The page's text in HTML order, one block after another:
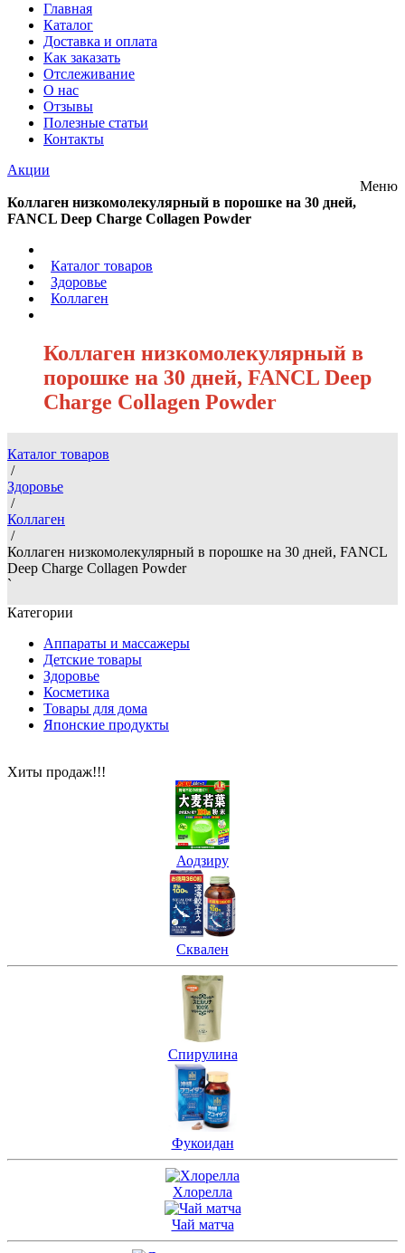
Главная
Каталог
Доставка и оплата
Как заказать
Отслеживание
О нас
Отзывы
Полезные статьи
Контакты
Акции
Меню
Коллаген низкомолекулярный в порошке на 30 дней,
FANCL Deep Charge Collagen Powder
Каталог товаров
Здоровье
Коллаген
Коллаген низкомолекулярный в
порошке на 30 дней, FANCL Deep
Charge Collagen Powder
Каталог товаров
/
Здоровье
/
Коллаген
/
Коллаген низкомолекулярный в порошке на 30 дней, FANCL
Deep Charge Collagen Powder
`
Категории
Аппараты и массажеры
Детские товары
Здоровье
Косметика
Товары для дома
Японские продукты
Хиты продаж!!!
Аодзиру
Сквален
Спирулина
Фукоидан
Хлорелла
Чай матча